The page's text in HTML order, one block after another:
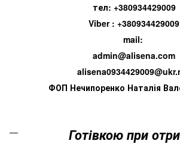
тел: +380934429009
Viber : +380934429009
mail:
admin@alisena.com
ФОП Нечипоренко Наталія
Готівкою при